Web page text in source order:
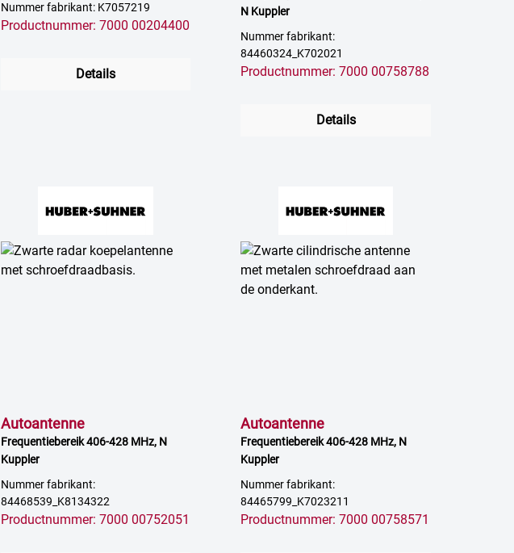
Nummer fabrikant: K7057219
Productnummer: 7000 00204400
Details
N Kuppler
Nummer fabrikant:
84460324_K702021
Productnummer: 7000 00758788
Details
Autoantenne
Frequentiebereik 406-428 MHz, N
Kuppler
Nummer fabrikant:
84468539_K8134322
Productnummer: 7000 00752051
Autoantenne
Frequentiebereik 406-428 MHz, N
Kuppler
Nummer fabrikant:
84465799_K7023211
Productnummer: 7000 00758571